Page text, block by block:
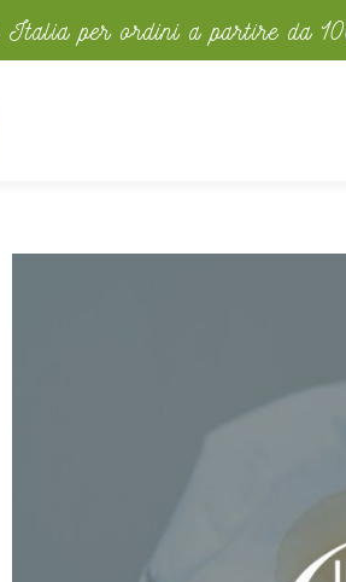
per ordini a partire da